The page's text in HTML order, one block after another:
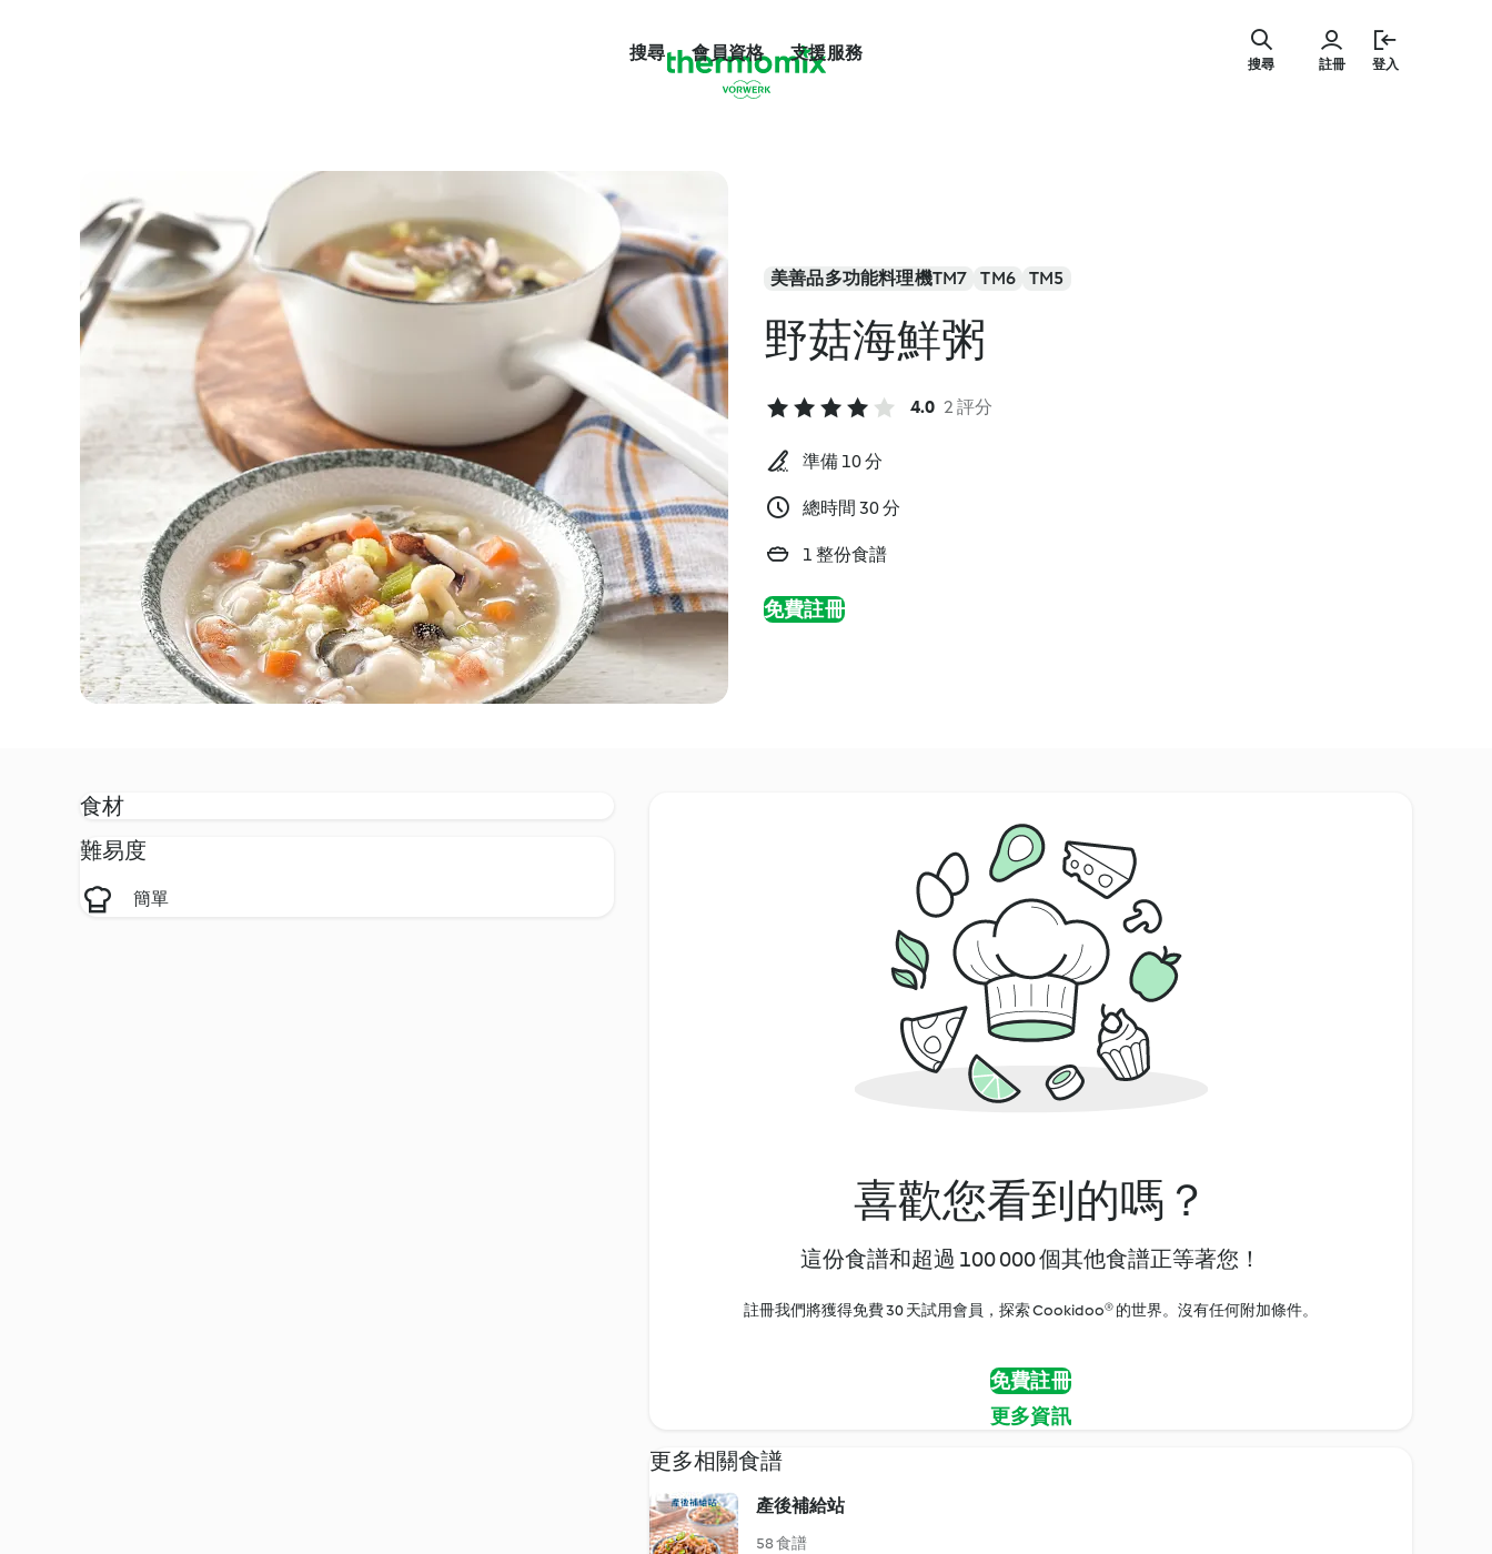
搜尋 會員資格 支援服務
註冊 登入
搜尋
美善品多功能料理機TM7 TM6 TM5
野菇海鮮粥
4.0 2 評分
準備 10 分
總時間 30 分
1 整份食譜
免費註冊
食材
難易度
簡單
喜歡您看到的嗎？
這份食譜和超過 100 000 個其他食譜正等著您！
註冊我們將獲得免費 30 天試用會員，探索 Cookidoo® 的世界。沒有任何附加條件。
免費註冊
更多資訊
更多相關食譜
產後補給站
58 食譜